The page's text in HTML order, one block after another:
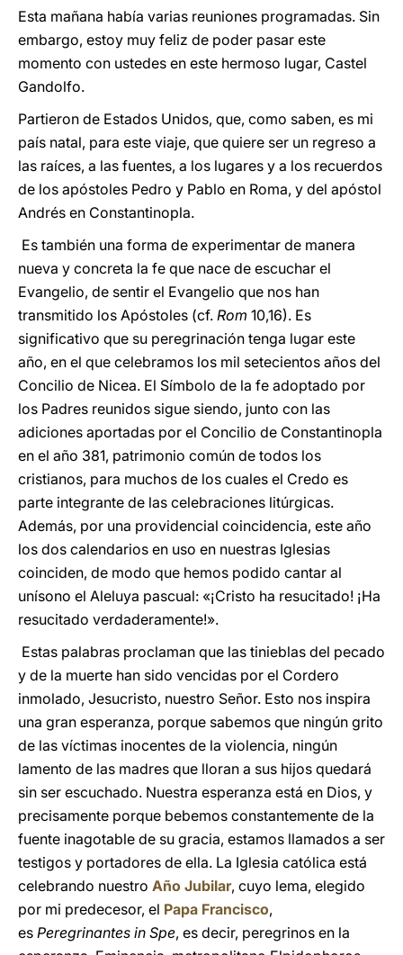
Esta mañana había varias reuniones programadas. Sin
embargo, estoy muy feliz de poder pasar este
momento con ustedes en este hermoso lugar, Castel
Gandolfo.
Partieron de Estados Unidos, que, como saben, es mi
país natal, para este viaje, que quiere ser un regreso a
las raíces, a las fuentes, a los lugares y a los recuerdos
de los apóstoles Pedro y Pablo en Roma, y del apóstol
Andrés en Constantinopla.
Es también una forma de experimentar de manera
nueva y concreta la fe que nace de escuchar el
Evangelio, de sentir el Evangelio que nos han
transmitido los Apóstoles (cf. Rom 10,16). Es
significativo que su peregrinación tenga lugar este
año, en el que celebramos los mil setecientos años del
Concilio de Nicea. El Símbolo de la fe adoptado por
los Padres reunidos sigue siendo, junto con las
adiciones aportadas por el Concilio de Constantinopla
en el año 381, patrimonio común de todos los
cristianos, para muchos de los cuales el Credo es
parte integrante de las celebraciones litúrgicas.
Además, por una providencial coincidencia, este año
los dos calendarios en uso en nuestras Iglesias
coinciden, de modo que hemos podido cantar al
unísono el Aleluya pascual: «¡Cristo ha resucitado! ¡Ha
resucitado verdaderamente!».
Estas palabras proclaman que las tinieblas del pecado
y de la muerte han sido vencidas por el Cordero
inmolado, Jesucristo, nuestro Señor. Esto nos inspira
una gran esperanza, porque sabemos que ningún grito
de las víctimas inocentes de la violencia, ningún
lamento de las madres que lloran a sus hijos quedará
sin ser escuchado. Nuestra esperanza está en Dios, y
precisamente porque bebemos constantemente de la
fuente inagotable de su gracia, estamos llamados a ser
testigos y portadores de ella. La Iglesia católica está
celebrando nuestro Año Jubilar, cuyo lema, elegido
por mi predecesor, el Papa Francisco,
es Peregrinantes in Spe, es decir, peregrinos en la